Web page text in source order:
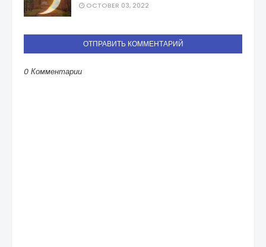
OCTOBER 03, 2022
ОТПРАВИТЬ КОММЕНТАРИЙ
0 Комментарии